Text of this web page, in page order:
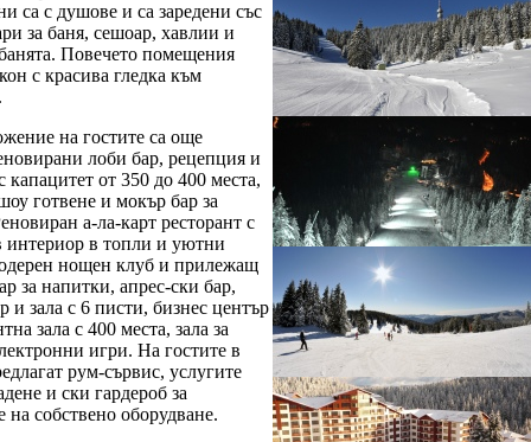
са с душове и са заредени със
за баня, сешоар, хавлии и
Повечето помещения
с красива гледка към
на гостите са още
лоби бар, рецепция и
капацитет от 350 до 400 места,
готвене и мокър бар за
а-ла-карт ресторант с
интериор в топли и уютни
нощен клуб и прилежащ
за напитки, апрес-ски бар,
и зала с 6 писти, бизнес център
зала с 400 места, зала за
игри. На гостите в
рум-сървис, услугите
и ски гардероб за
на собствено оборудване.